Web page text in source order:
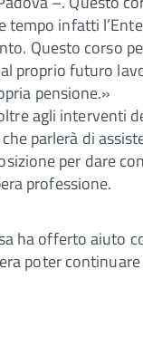
infatti
Questo corso
proprio futuro
pensione.»
agli interventi
parlerà di
per dare
professione.
ha offerto aiuto
poter